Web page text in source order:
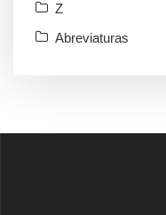
Z
Abreviaturas